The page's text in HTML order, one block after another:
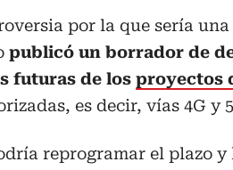
por la que sería
publicó un borrador de
futuras de los proyectos
es decir, vías 4G y
reprogramar el plazo y